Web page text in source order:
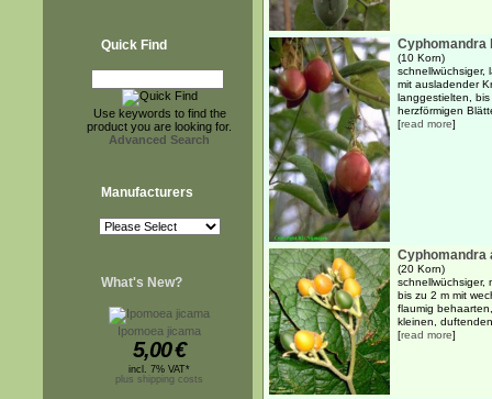
Quick Find
Use keywords to find the
product you are looking for.
Advanced Search
Manufacturers
What's New?
Ipomoea jicama
5,00€
incl. 7% VAT*
plus shipping costs
Cyphomandra
(10 Korn)
schnellwüchsiger,
mit ausladender
langgestielten,
herzförmigen
[read more]
Cyphomandra
(20 Korn)
schnellwüchsiger,
bis zu 2 m mit
flaumig
kleinen,
[read more]